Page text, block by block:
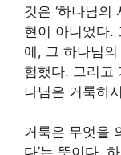
것은 ‘하나님의
현이 아니었다.
에, 그 하나님
험했다. 그리고
나님은 거룩하
거룩은 무엇을